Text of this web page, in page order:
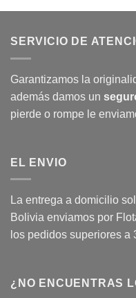
SERVICIO DE
Garantizamos la
además damos un
pierde o rompe le
EL ENVIO
La entrega a domicilio
Bolivia enviamos por
los pedidos superiores a
¿NO ENCUENTRAS